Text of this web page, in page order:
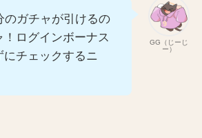
GG（じーじ
ー）
のガチャが引けるの
！ログインボーナス
にチェックするニ